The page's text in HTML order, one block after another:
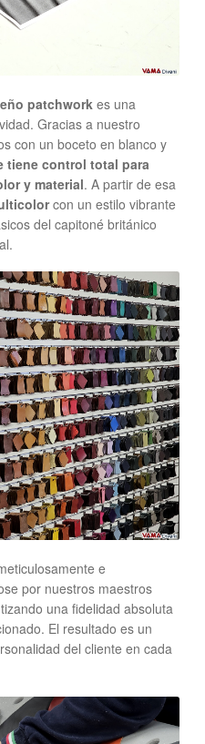
patchwork es una
Gracias a nuestro
con un boceto en blanco y
tiene control total para
y material. A partir de esa
con un estilo vibrante
del capitoné británico
e
por nuestros maestros
una fidelidad absoluta
El resultado es un
del cliente en cada